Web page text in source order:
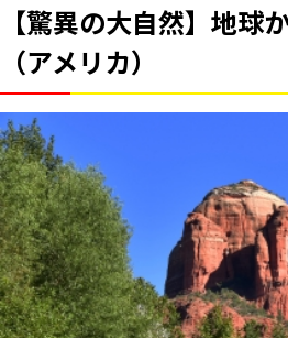
【驚異の大自然】地球
（アメリカ）